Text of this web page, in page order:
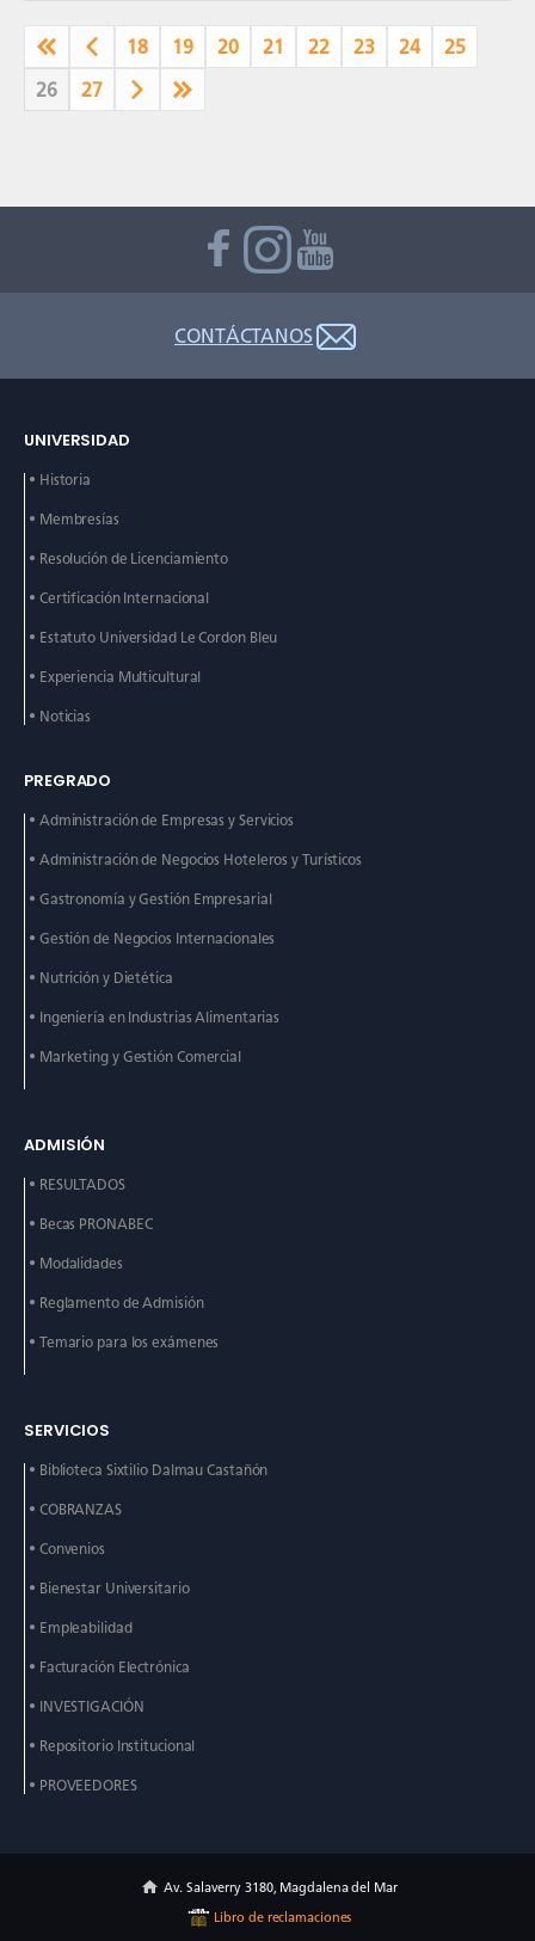
18 19 20 21 22 23 24
25
26
27
CONTÁCTANOS
UNIVERSIDAD
• Historia
• Membresías
• Resolución de Licenciamiento
• Certificación Internacional
• Estatuto Universidad LeCordon Bleu
• Experiencia Multicultural
• Noticias
PREGRADO
• Administración de Empresas y Servicios
• Administración de Negocios Hoteleros y Turísticos
• Gastronomía y Gestión Empresarial
• Gestión de Negocios Internacionales
• Nutrición y Dietética
• Ingeniería en IndustriasAlimentarias
• Marketing y Gestión Comercial
ADMISIÓN
• RESULTADOS
• Becas PRONABEC
• Modalidades
• Reglamento de Admisión
• Temario para los exámenes
SERVICIOS
• Biblioteca Sixtilio DalmauCastañón
• COBRANZAS
• Convenios
• Bienestar Universitario
• Empleabilidad
• Facturación Electrónica
• INVESTIGACIÓN
• Repositorio Institucional
• PROVEEDORES
Av. Salaverry 3180, Magdalena del Mar
Libro de reclamaciones